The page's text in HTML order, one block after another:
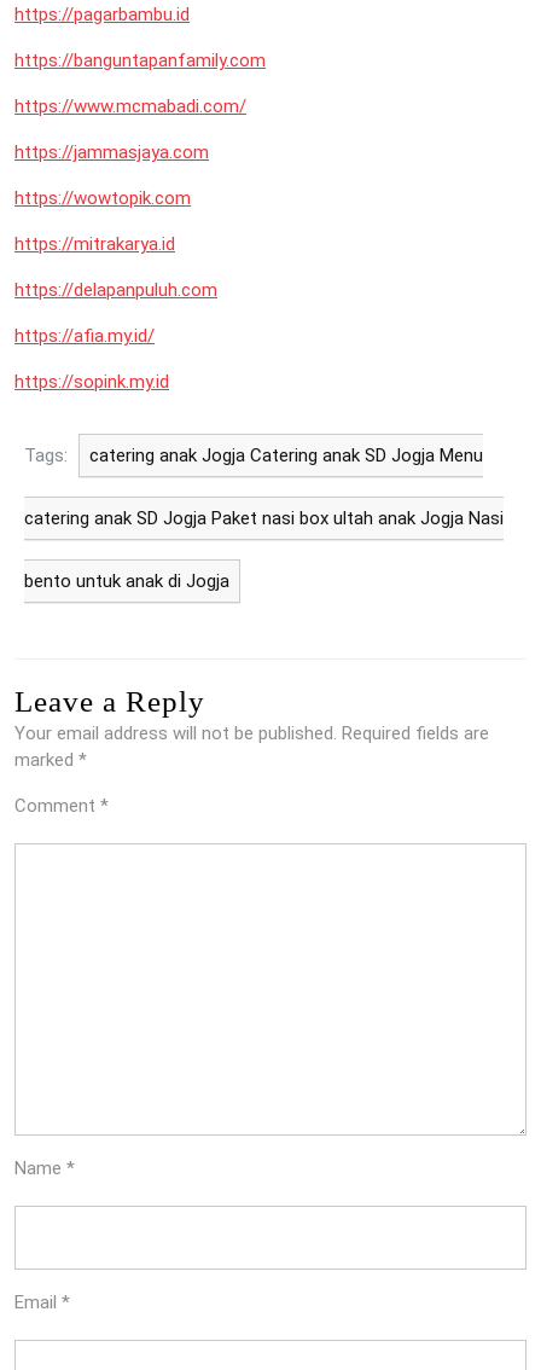
https://pagarbambu.id
https://banguntapanfamily.com
https://www.mcmabadi.com/
https://jammasjaya.com
https://wowtopik.com
https://mitrakarya.id
https://delapanpuluh.com
https://afia.my.id/
https://sopink.my.id
Tags: catering anak Jogja Catering anak SD Jogja Menu
catering anak SD Jogja Paket nasi box ultah anak Jogja Nasi
bento untuk anak di Jogja
Leave a Reply
Your email address will not be published. Required fields are
marked *
Comment *
Name *
Email *